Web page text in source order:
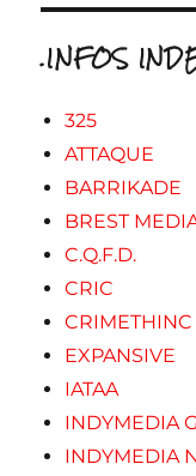
.INFOS
325
ATTAQUE
BARRIKADE
BREST
C.Q.F.D.
CRIC
CRIMETHINC
EXPANSIVE
IATAA
INDYMEDIA
INDYMEDIA